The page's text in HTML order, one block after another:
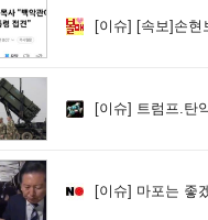
[이슈] [속보]손현
[이슈] 트럼프.탄
[이슈] 마포는 좋